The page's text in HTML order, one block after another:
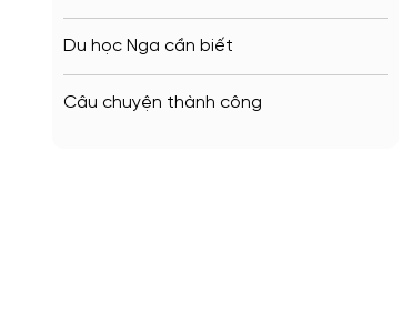
Du học Nga cần biết
Câu chuyện thành công